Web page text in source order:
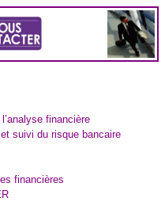
financière
suivi du risque bancaire
financières